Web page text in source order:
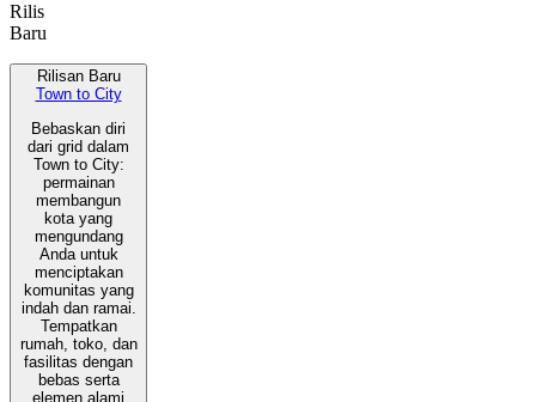
Rilis
Baru
Rilisan Baru
Town to City
Bebaskan diri
dari grid dalam
Town to City:
permainan
membangun
kota yang
mengundang
Anda untuk
menciptakan
komunitas yang
indah dan ramai.
Tempatkan
rumah, toko, dan
fasilitas dengan
bebas serta
elemen alami